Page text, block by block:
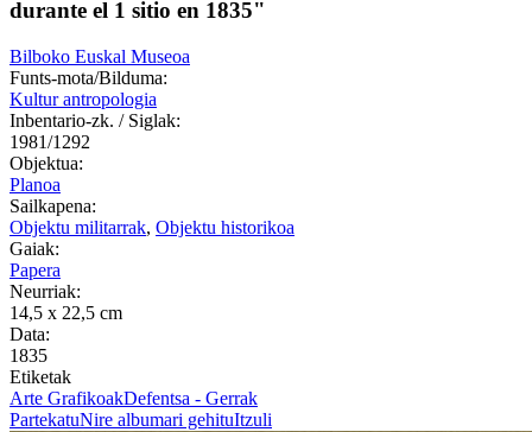
durante el 1 sitio en 1835"
Bilboko Euskal Museoa
Funts-mota/Bilduma:
Kultur antropologia
Inbentario-zk. / Siglak:
1981/1292
Objektua:
Planoa
Sailkapena:
Objektu militarrak, Objektu historikoa
Gaiak:
Papera
Neurriak:
14,5 x 22,5 cm
Data:
1835
Etiketak
Arte GrafikoakDefentsa - Gerrak
PartekatuNire albumari gehituItzuli